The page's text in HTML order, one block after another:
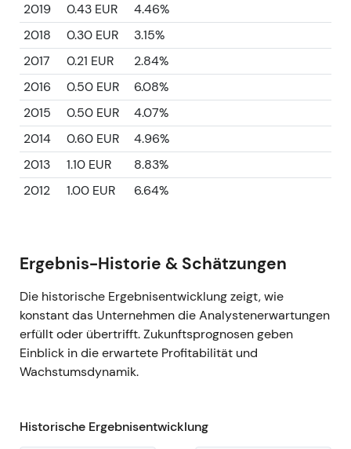
2019
0.43 EUR
4.46%
2018
0.30 EUR
3.15%
2017
0.21 EUR
2.84%
2016
0.50 EUR
6.08%
2015
0.50 EUR
4.07%
2014
0.60 EUR
4.96%
2013
1.10 EUR
8.83%
2012
1.00 EUR 6.64%
Ergebnis-Historie & Schätzungen
Die historische Ergebnisentwicklung zeigt, wie
konstant das Unternehmen die Analystenerwartungen
erfüllt oder übertrifft. Zukunftsprognosen geben
Einblick in die erwartete Profitabilität und
Wachstumsdynamik.
Historische Ergebnisentwicklung